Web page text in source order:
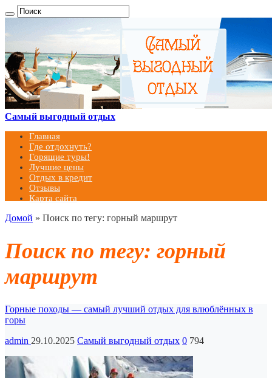
Самый выгодный отдых
Главная
Где отдохнуть?
Горящие туры!
Лучшие цены
Отдых в кредит
Отзывы
Карта сайта
Домой » Поиск по тегу: горный маршрут
Поиск по тегу: горный
маршрут
Горные походы — самый лучший отдых для влюблённых в
горы
admin 29.10.2025 Самый выгодный отдых 0 794